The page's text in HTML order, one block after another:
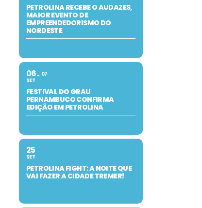
PETROLINA RECEBE O AUDAZES,
MAIOR EVENTO DE
EMPREENDEDORISMO DO
NORDESTE
06
SET
07
FESTIVAL DO GRAU
PERNAMBUCO CONFIRMA
EDIÇÃO EM PETROLINA
25
SET
PETROLINA FIGHT: A NOITE QUE
VAI FAZER A CIDADE TREMER!